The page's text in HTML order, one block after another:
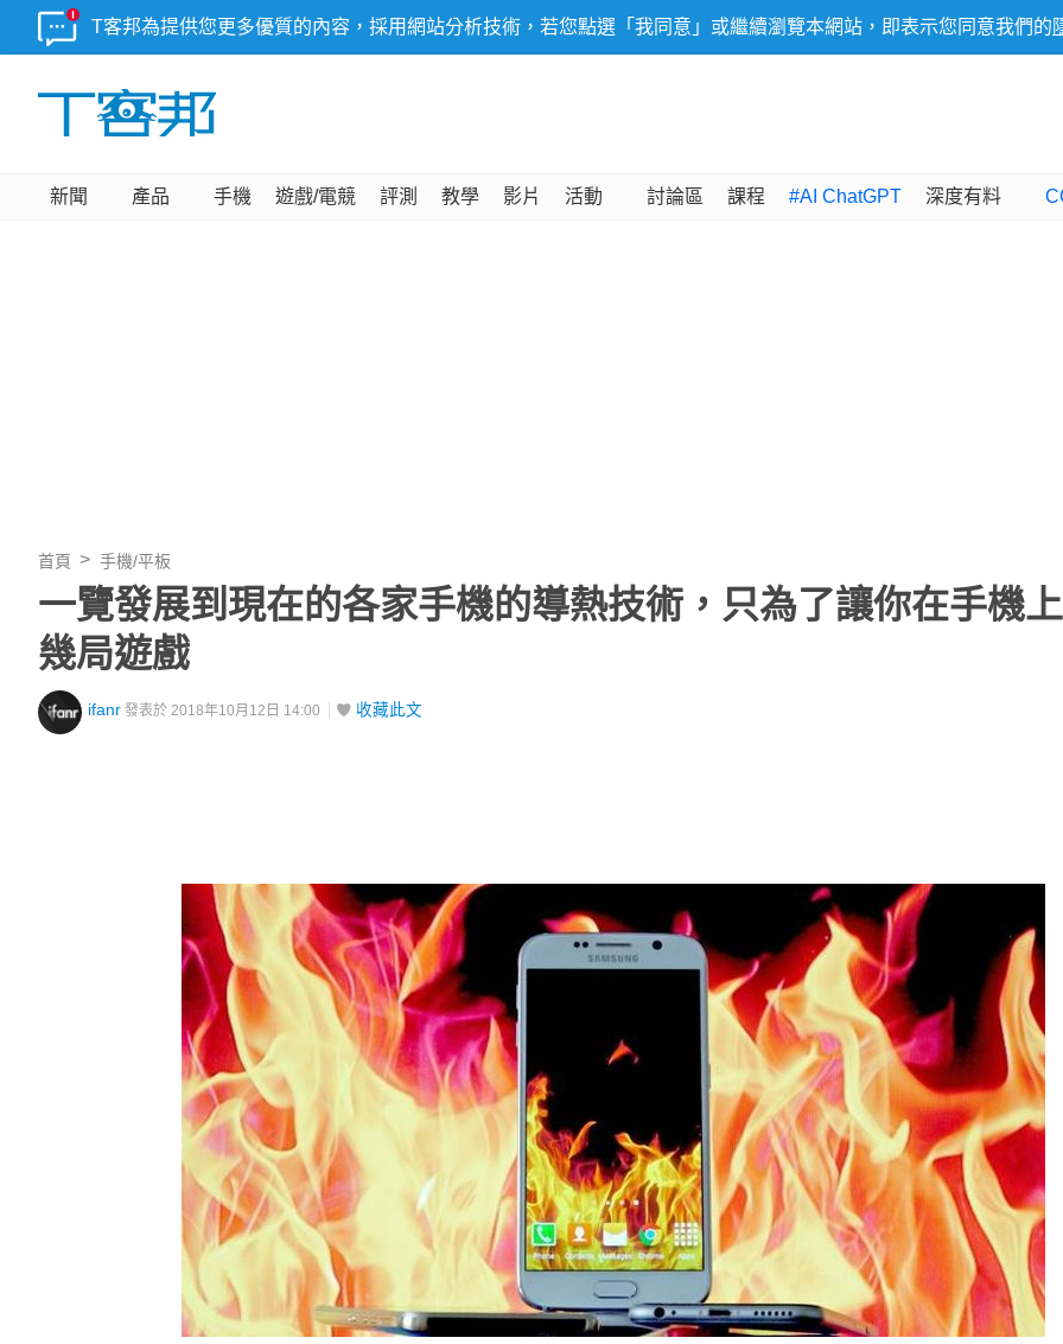
T客邦為提供您更多優質的內容，採用網站分析技術，若您點選「我同意」或繼續瀏覽本網站，即表示您同意我們的
新聞 產品 手機 遊戲/電競 評測 教學 影片 活動 討論區 課程 #AI ChatGPT 深度有料
首頁 手機/平板
一覽發展到現在的各家手機的導熱技術，只為了讓你在手機
幾局遊戲
ifanr 發表於 2018年10月12日 14:00 收藏此文